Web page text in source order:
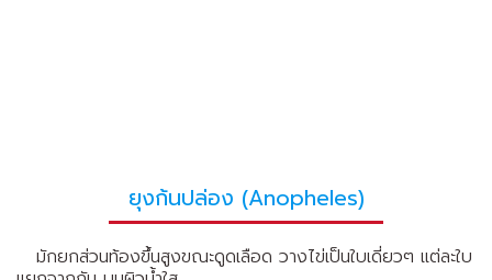
ยุงก้นปล่อง (Anopheles)
มักยกส่วนท้องขึ้นสูงขณะดูดเลือด วางไข่เป็นใบเดี่ยวๆ แต่ละใบ